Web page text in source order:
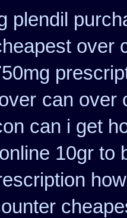
plendil
over
can over
can i get
10gr to